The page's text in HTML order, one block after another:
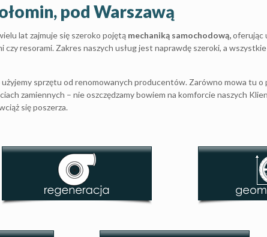
pod Warszawą
lat zajmuje się szeroko pojętą mechaniką samochodową,oferując
czy resorami. Zakres naszych usług jest naprawdę szeroki, a
sprzętu od renomowanych producentów. Zarówno mowa tu o
zamiennych – nie oszczędzamy bowiem na komforcie naszych
się poszerza.